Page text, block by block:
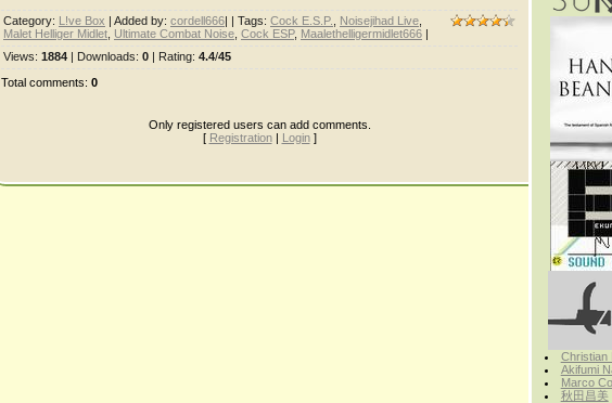
Category: L!ve Box | Added by: cordell666| | Tags: Cock E.S.P. Noisejihad Live
Malet Helliger Midlet Ultimate Combat Noise Cock ESP, Maalethelligermidlet666 |
Views: 1884 | Downloads: 0 | Rating: 4.4/45
Total comments: 0
Only registered users can add comments.
[ Registration| Login]
Christian
Akifumi
Marco
秋田昌美